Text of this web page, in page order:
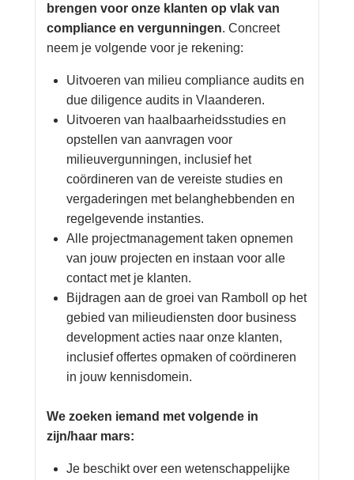
brengen voor onze klanten op vlak van
compliance en vergunningen. Concreet
neem je volgende voor je rekening:
Uitvoeren van milieu compliance audits en
due diligence audits in Vlaanderen.
Uitvoeren van haalbaarheidsstudies en
opstellen van aanvragen voor
milieuvergunningen, inclusief het
coördineren van de vereiste studies en
vergaderingen met belanghebbenden en
regelgevende instanties.
Alle projectmanagement taken opnemen
van jouw projecten en instaan voor alle
contact met je klanten.
Bijdragen aan de groei van Ramboll op het
gebied van milieudiensten door business
development acties naar onze klanten,
inclusief offertes opmaken of coördineren
in jouw kennisdomein.
We zoeken iemand met volgende in
zijn/haar mars:
Je beschikt over een wetenschappelijke